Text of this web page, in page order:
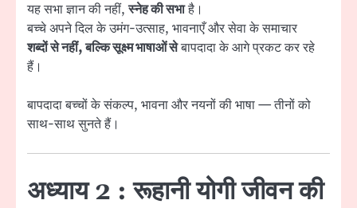
यह सभा ज्ञान की नहीं,स्नेह की सभाहै।
बच्चे अपने दिल के उमंग-उत्साह, भावनाएँ और सेवा के समाचार
शब्दों से नहीं, बल्कि सूक्ष्म भाषाओं सेबापदादा के आगे प्रकट कर रहे
हैं।
बापदादा बच्चों के संकल्प, भावना और नयनों की भाषा — तीनों को
साथ-साथ सुनते हैं।
अध्याय 2 : रूहानी योगी जीवन की